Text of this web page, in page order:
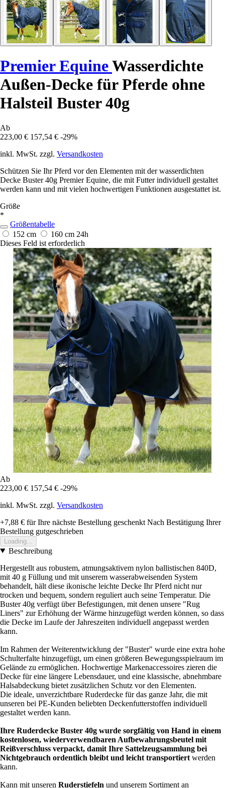
Premier EquineWasserdichte
Außen-Decke für Pferde ohne
Halsteil Buster 40g
Ab
223,00 € 157,54 € -29%
inkl. MwSt. zzgl. Versandkosten
Schützen Sie Ihr Pferd vor den Elementen mit der wasserdichten
Decke Buster 40g Premier Equine, die mit Futter individuell gestaltet
werden kann und mit vielen hochwertigen Funktionen ausgestattet ist.
Größe
*
Größentabelle
152 cm
160 cm 24h
Dieses Feld ist erforderlich
Ab
223,00 € 157,54 € -29%
inkl. MwSt. zzgl. Versandkosten
+7,88 € für Ihre nächste Bestellung geschenkt Nach Bestätigung Ihrer
Bestellung gutgeschrieben
Loading...
Beschreibung
Hergestellt aus robustem, atmungsaktivem nylon ballistischen 840D,
mit 40 g Füllung und mit unserem wasserabweisenden System
behandelt, hält diese ikonische leichte Decke Ihr Pferd nicht nur
trocken und bequem, sondern reguliert auch seine Temperatur. Die
Buster 40g verfügt über Befestigungen, mit denen unsere "Rug
Liners" zur Erhöhung der Wärme hinzugefügt werden können, so dass
die Decke im Laufe der Jahreszeiten individuell angepasst werden
kann.
Im Rahmen der Weiterentwicklung der "Buster" wurde eine extra hohe
Schulterfalte hinzugefügt, um einen größeren Bewegungsspielraum im
Gelände zu ermöglichen. Hochwertige Markenaccessoires zieren die
Decke für eine längere Lebensdauer, und eine klassische, abnehmbare
Halsabdeckung bietet zusätzlichen Schutz vor den Elementen.
Die ideale, unverzichtbare Ruderdecke für das ganze Jahr, die mit
unseren bei PE-Kunden beliebten Deckenfutterstoffen individuell
gestaltet werden kann.
Ihre Ruderdecke Buster 40g wurde sorgfältig von Hand in einem
kostenlosen, wiederverwendbaren Aufbewahrungsbeutel mit
Reißverschluss verpackt, damit Ihre Sattelzeugsammlung bei
Nichtgebrauch ordentlich bleibt und leicht transportiert werden
kann.
Kann mit unseren Ruderstiefeln und unserem Sortiment an